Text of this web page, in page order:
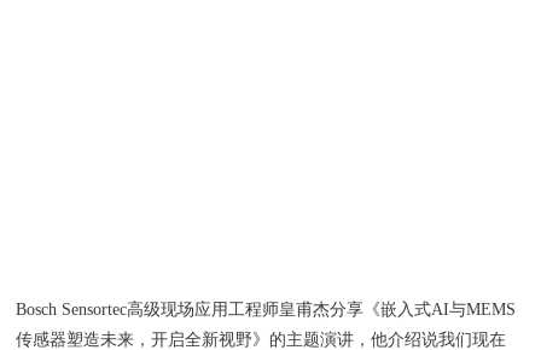
Bosch Sensortec高级现场应用工程师皇甫杰分享《嵌入式AI与MEMS
传感器塑造未来，开启全新视野》的主题演讲，他介绍说我们现在